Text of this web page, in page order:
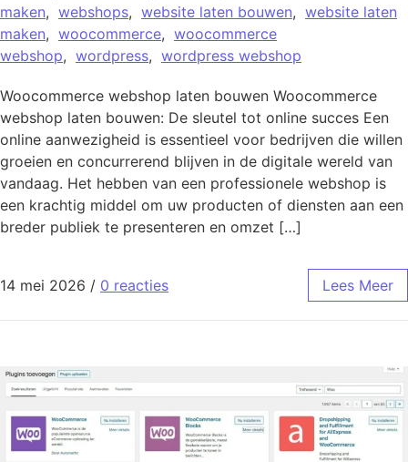
maken, webshops, website laten bouwen, website laten
maken, woocommerce, woocommerce
webshop, wordpress, wordpress webshop
Woocommerce webshop laten bouwen Woocommerce
webshop laten bouwen: De sleutel tot online succes Een
online aanwezigheid is essentieel voor bedrijven die willen
groeien en concurrerend blijven in de digitale wereld van
vandaag. Het hebben van een professionele webshop is
een krachtig middel om uw producten of diensten aan een
breder publiek te presenteren en omzet […]
14 mei 2026 / 0 reacties Lees Meer